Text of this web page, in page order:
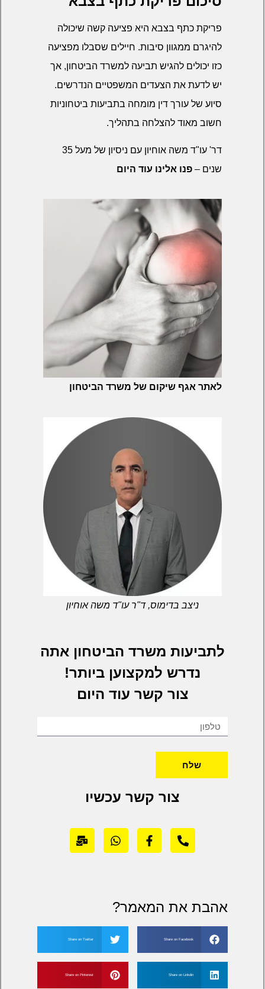
פריקת כתף בצבא היא פציעה קשה שיכולה
להיגרם ממגוון סיבות. חיילים שסבלו מפציעה
כזו יכולים להגיש תביעה למשרד הביטחון, אך
יש לדעת את הצעדים המשפטיים הנדרשים.
סיוע של עורך דין מומחה בתביעות ביטחוניות
חשוב מאוד להצלחה בתהליך.
דר' עו"ד משה אוחיון עם ניסיון של מעל 35
שנים – פנו אלינו עוד היום
לאתר אגף שיקום של משרד הביטחון
ניצב בדימוס, ד"ר עו"ד משה אוחיון
לתביעות משרד הביטחון אתה
נדרש למקצוען ביותר!
צור קשר עוד היום
שלח
צור קשר עכשיו
אהבת את המאמר?
Share on Facebook
Share on Twitter
Share on Linkdin
Share on Pinterest